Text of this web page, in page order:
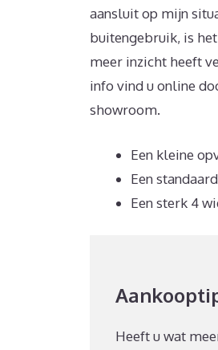
aansluit op mijn
buitengebruik, is
meer inzicht heeft
info vind u online
showroom.
Een kleine
Een
Een sterk 4
Heeft u wat